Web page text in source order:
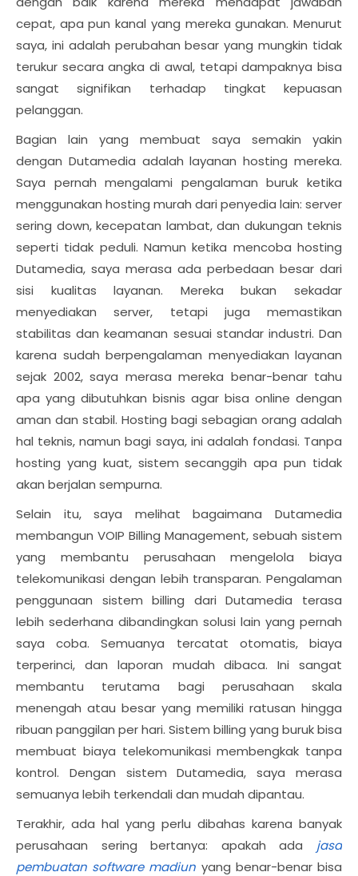
cepat, apa pun kanal yang mereka gunakan. Menurut
saya, ini adalah perubahan besar yang mungkin tidak
terukur secara angka di awal, tetapi dampaknya bisa
sangat signifikan terhadap tingkat kepuasan
pelanggan.
Bagian lain yang membuat saya semakin yakin
dengan Dutamedia adalah layanan hosting mereka.
Saya pernah mengalami pengalaman buruk ketika
menggunakan hosting murah dari penyedia lain: server
sering down, kecepatan lambat, dan dukungan teknis
seperti tidak peduli. Namun ketika mencoba hosting
Dutamedia, saya merasa ada perbedaan besar dari
sisi kualitas layanan. Mereka bukan sekadar
menyediakan server, tetapi juga memastikan
stabilitas dan keamanan sesuai standar industri. Dan
karena sudah berpengalaman menyediakan layanan
sejak 2002, saya merasa mereka benar-benar tahu
apa yang dibutuhkan bisnis agar bisa online dengan
aman dan stabil. Hosting bagi sebagian orang adalah
hal teknis, namun bagi saya, ini adalah fondasi. Tanpa
hosting yang kuat, sistem secanggih apa pun tidak
akan berjalan sempurna.
Selain itu, saya melihat bagaimana Dutamedia
membangun VOIP Billing Management, sebuah sistem
yang membantu perusahaan mengelola biaya
telekomunikasi dengan lebih transparan. Pengalaman
penggunaan sistem billing dari Dutamedia terasa
lebih sederhana dibandingkan solusi lain yang pernah
saya coba. Semuanya tercatat otomatis, biaya
terperinci, dan laporan mudah dibaca. Ini sangat
membantu terutama bagi perusahaan skala
menengah atau besar yang memiliki ratusan hingga
ribuan panggilan per hari. Sistem billing yang buruk bisa
membuat biaya telekomunikasi membengkak tanpa
kontrol. Dengan sistem Dutamedia, saya merasa
semuanya lebih terkendali dan mudah dipantau.
Terakhir, ada hal yang perlu dibahas karena banyak
perusahaan sering bertanya: apakah ada jasa
pembuatan software madiun yang benar-benar bisa